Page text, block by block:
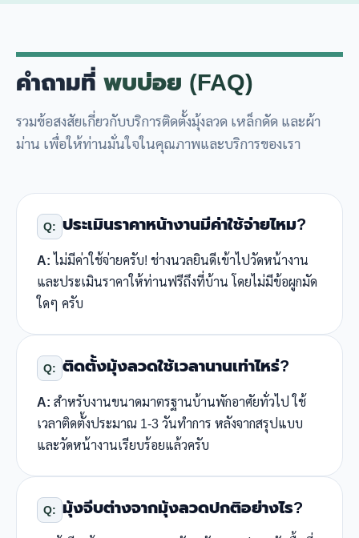
คำถามที่ พบบ่อย (FAQ)
รวมข้อสงสัยเกี่ยวกับบริการติดตั้งมุ้งลวด เหล็กดัด และผ้า
ม่าน เพื่อให้ท่านมั่นใจในคุณภาพและบริการของเรา
Q: ประเมินราคาหน้างานมีค่าใช้จ่ายไหม?
A:ไม่มีค่าใช้จ่ายครับ! ช่างนวลยินดีเข้าไปวัดหน้างาน
และประเมินราคาให้ท่านฟรีถึงที่บ้าน โดยไม่มีข้อผูกมัด
ใดๆ ครับ
Q: ติดตั้งมุ้งลวดใช้เวลานานเท่าไหร่?
A: สำหรับงานขนาดมาตรฐานบ้านพักอาศัยทั่วไป ใช้
เวลาติดตั้งประมาณ 1-3 วันทำการ หลังจากสรุปแบบ
และวัดหน้างานเรียบร้อยแล้วครับ
Q: มุ้งจีบต่างจากมุ้งลวดปกติอย่างไร?